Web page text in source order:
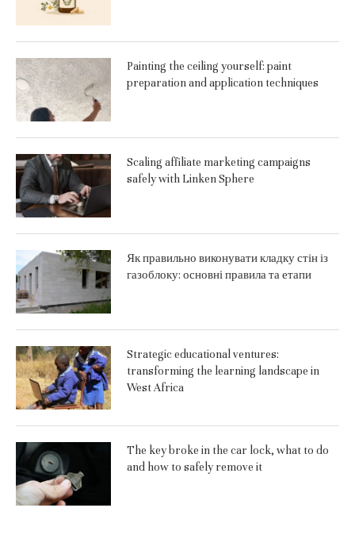
Painting the ceiling yourself: paint
preparation and application techniques
Scaling affiliate marketing campaigns
safely with Linken Sphere
Як правильно виконувати кладку стін із
газоблоку: основні правила та етапи
Strategic educational ventures:
transforming the learning landscape in
West Africa
The key broke in the car lock, what to do
and how to safely remove it